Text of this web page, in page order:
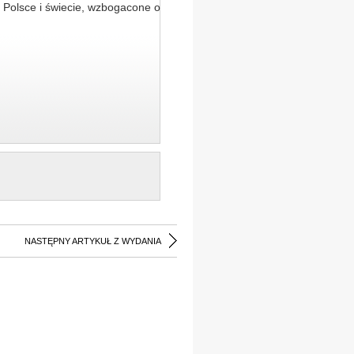
i świecie, wzbogacone o
NASTĘPNY ARTYKUŁ Z WYDANIA